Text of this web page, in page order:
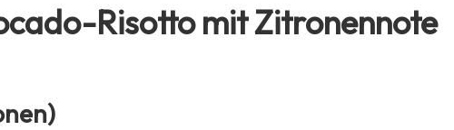
Risotto mit Zitronennote